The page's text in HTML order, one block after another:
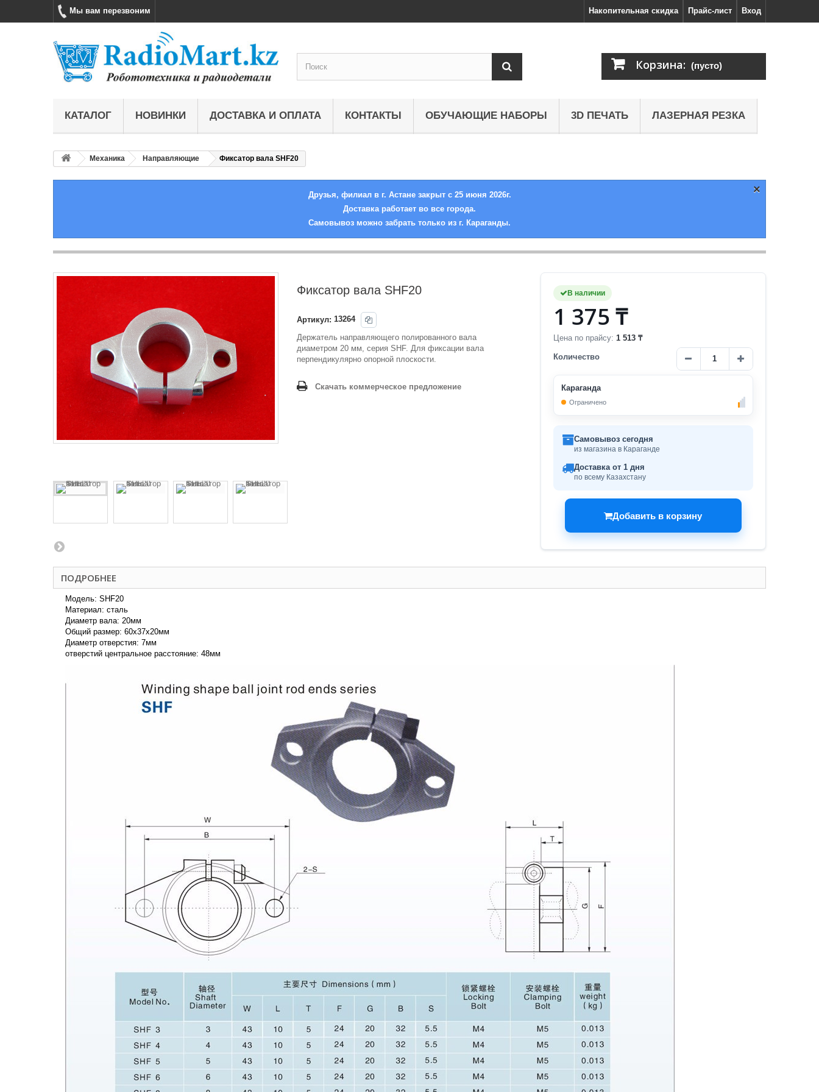
Вход
Прайс-лист
Накопительная скидка
Мы вам перезвоним
Корзина: (пусто)
КАТАЛОГ НОВИНКИ ДОСТАВКА И ОПЛАТА КОНТАКТЫ ОБУЧАЮЩИЕ НАБОРЫ 3D ПЕЧАТЬ ЛАЗЕРНАЯ РЕЗКА
Механика Направляющие Фиксатор вала SHF20
×
Друзья, филиал в г. Астане закрыт с 25 июня 2026г.
Доставка работает во все города.
Самовывоз можно забрать только из г. Караганды.
Фиксатор вала SHF20
Артикул: 13264
Держатель направляющего полированного вала
диаметром 20 мм, серия SHF. Для фиксации вала
перпендикулярно опорной плоскости.
Скачать коммерческое предложение
В наличии
1 375 ₸
Цена по прайсу: 1 513 ₸
Количество
Караганда
Ограничено
Самовывоз сегодня
из магазина в Караганде
Доставка от 1 дня
по всему Казахстану
Добавить в корзину
ПОДРОБНЕЕ
Модель: SHF20
Материал: сталь
Диаметр вала: 20мм
Общий размер: 60x37x20мм
Диаметр отверстия: 7мм
отверстий центральное расстояние: 48мм